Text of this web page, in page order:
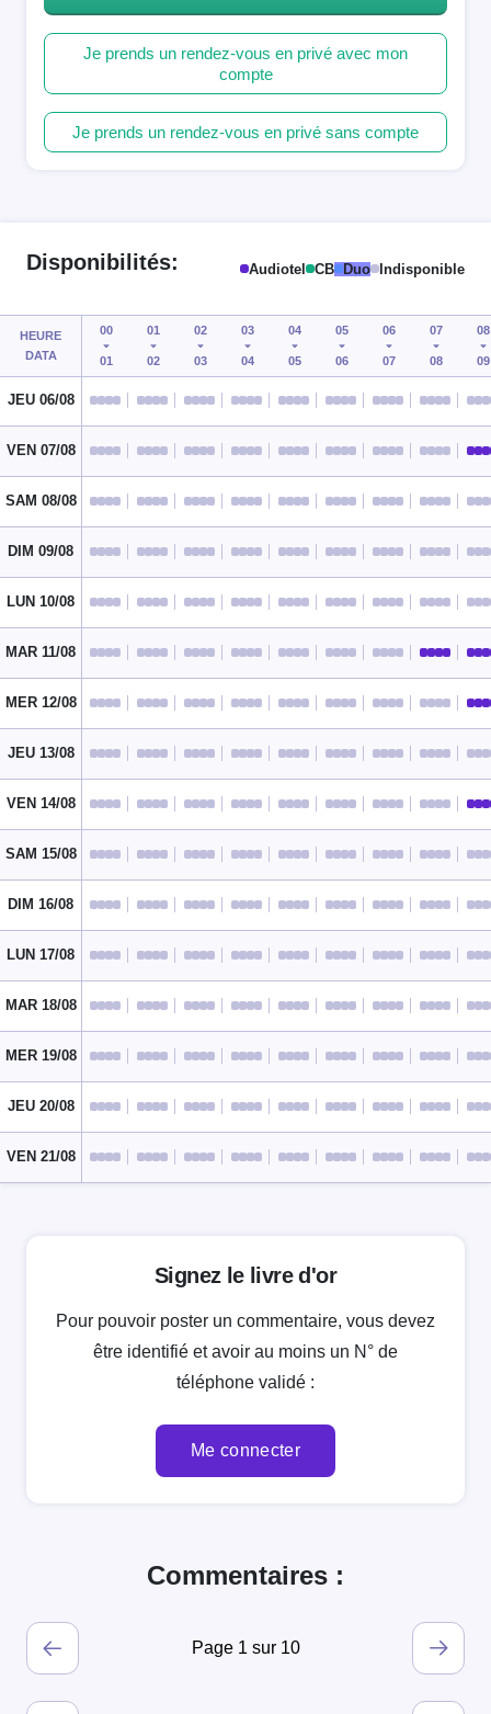
Je prends un rendez-vous en privé avec mon
compte
Je prends un rendez-vous en privé sans compte
Disponibilités: Audiotel CB Duo Indisponible
HEURE
DATA
00
01
01
02
02
03
03
04
04
05
05
06
06
07
07
08
08
09
JEU 06/08
VEN 07/08
SAM 08/08
DIM 09/08
LUN 10/08
MAR 11/08
MER 12/08
JEU 13/08
VEN 14/08
SAM 15/08
DIM 16/08
LUN 17/08
MAR 18/08
MER 19/08
JEU 20/08
VEN 21/08
Signez le livre d'or
Pour pouvoir poster un commentaire, vous devez
être identifié et avoir au moins un N° de
téléphone validé :
Me connecter
Commentaires :
Page 1 sur 10